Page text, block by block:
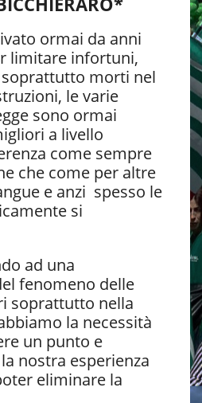
ormai da anni
limitare infortuni,
morti nel
le varie
sono ormai
a livello
come sempre
che come per altre
e anzi spesso le
si
ad una
fenomeno delle
soprattutto nella
la necessità
un punto e
nostra esperienza
eliminare la